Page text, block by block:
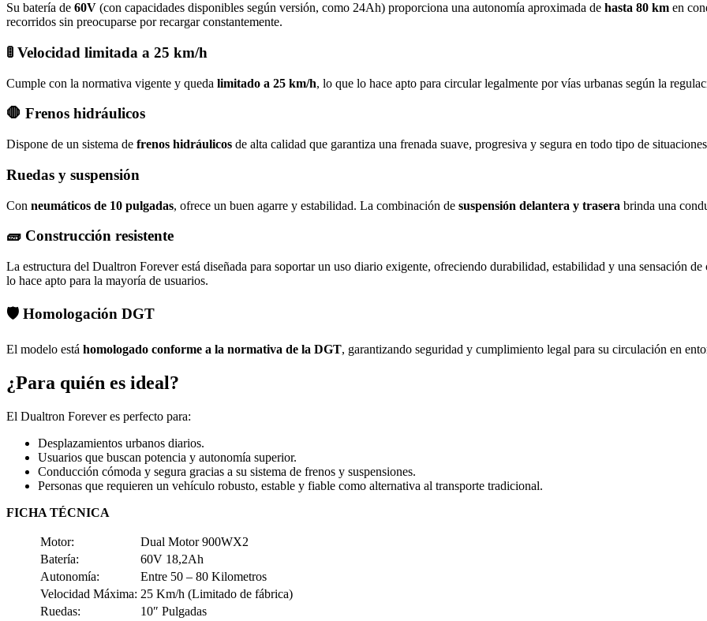
Su batería de 60V (con capacidades disponibles según versión, como 24Ah) proporciona una autonomía aproximada de hasta 80 km en
recorridos sin preocuparse por recargar constantemente.
🚦 Velocidad limitada a 25 km/h
Cumple con la normativa vigente y queda limitado a 25 km/h, lo que lo hace apto para circular legalmente por vías urbanas según la
🛑 Frenos hidráulicos
Dispone de un sistema de frenos hidráulicos de alta calidad que garantiza una frenada suave, progresiva y segura en todo tipo de
Ruedas y suspensión
Con neumáticos de 10 pulgadas, ofrece un buen agarre y estabilidad. La combinación de suspensión delantera y trasera brinda una
🧱 Construcción resistente
La estructura del Dualtron Forever está diseñada para soportar un uso diario exigente, ofreciendo durabilidad, estabilidad y una sensación
lo hace apto para la mayoría de usuarios.
🛡️ Homologación DGT
El modelo está homologado conforme a la normativa de la DGT, garantizando seguridad y cumplimiento legal para su circulación en
¿Para quién es ideal?
El Dualtron Forever es perfecto para:
Desplazamientos urbanos diarios.
Usuarios que buscan potencia y autonomía superior.
Conducción cómoda y segura gracias a su sistema de frenos y suspensiones.
Personas que requieren un vehículo robusto, estable y fiable como alternativa al transporte tradicional.
FICHA TÉCNICA
Motor:
Dual Motor 900WX2
Batería:
60V 18,2Ah
Autonomía:
Entre 50 – 80 Kilometros
Velocidad Máxima: 25 Km/h (Limitado de fábrica)
Ruedas:
10″ Pulgadas